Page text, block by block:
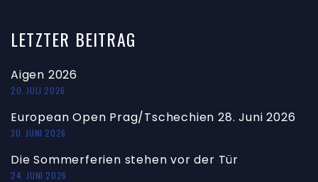
LETZTER BEITRAG
Aigen 2026
20. JULI 2026
European Open Prag/Tschechien 28. Juni 2026
30. JUNI 2026
Die Sommerferien stehen vor der Tür
24. JUNI 2026